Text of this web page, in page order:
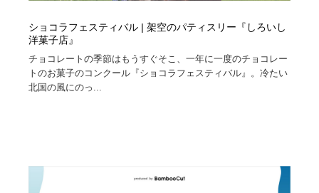
ショコラフェスティバル | 架空のパティスリー『しろいし
洋菓子店』
チョコレートの季節はもうすぐそこ、一年に一度のチョコレー
トのお菓子のコンクール『ショコラフェスティバル』。冷たい
北国の風にのっ...